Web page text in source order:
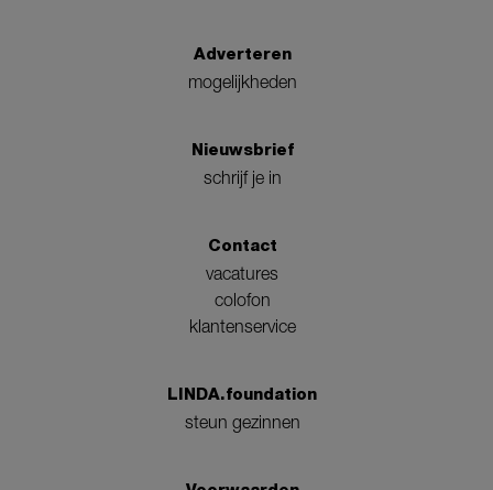
Adverteren
mogelijkheden
Nieuwsbrief
schrijf je in
Contact
vacatures
colofon
klantenservice
LINDA.foundation
steun gezinnen